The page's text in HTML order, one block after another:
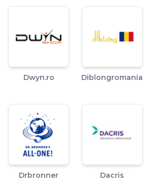
Dwyn.ro Diblongromania
Drbronner Dacris